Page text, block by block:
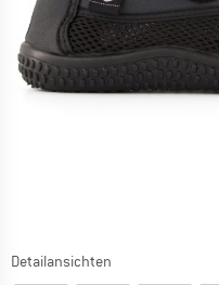
Detailansichten